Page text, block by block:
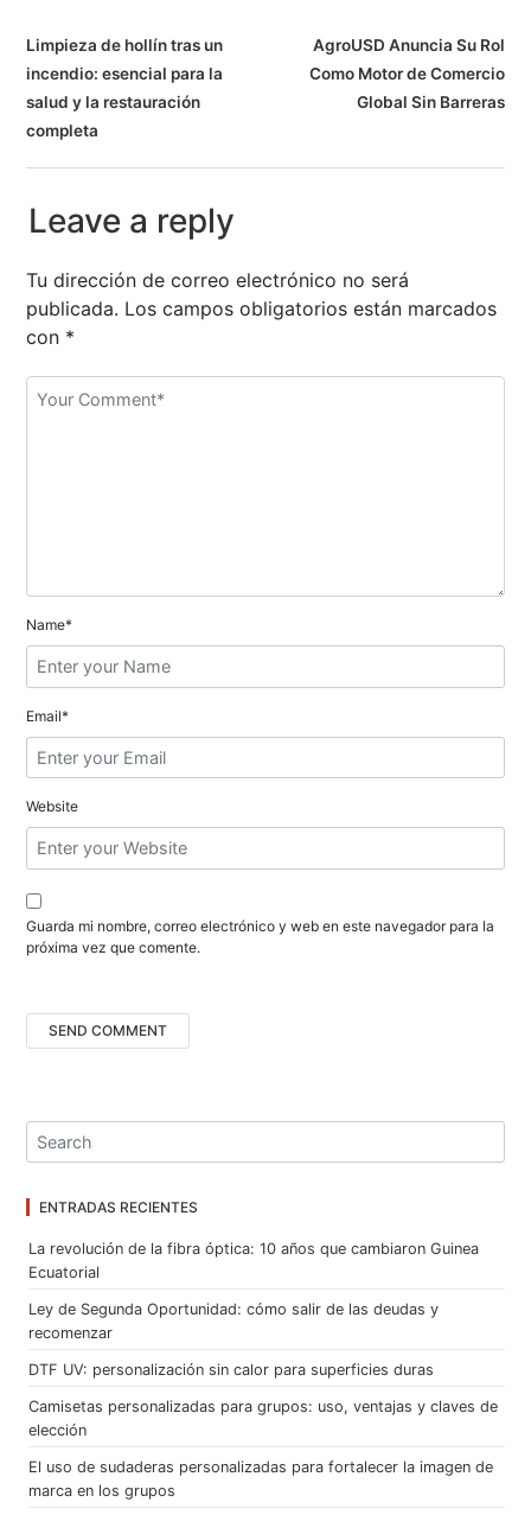
N
a
v
g
a
c
i
ó
e
n
t
r
a
d
a
s
Limpieza de hollín tras un
incendio: esencial para la
salud y la restauración
completa
AgroUSD Anuncia Su Rol
Como Motor de Comercio
Global Sin Barreras
Leave a reply
Tu dirección de correo electrónico no será
publicada. Los campos obligatorios están marcados
con *
Name*
Email*
Website
Guarda mi nombre, correo electrónico y web en este navegador para la
próxima vez que comente.
ENTRADAS RECIENTES
La revolución de la fibra óptica: 10 años que cambiaron Guinea
Ecuatorial
Ley de Segunda Oportunidad: cómo salir de las deudas y
recomenzar
DTF UV: personalización sin calor para superficies duras
Camisetas personalizadas para grupos: uso, ventajas y claves de
elección
El uso de sudaderas personalizadas para fortalecer la imagen de
marca en los grupos